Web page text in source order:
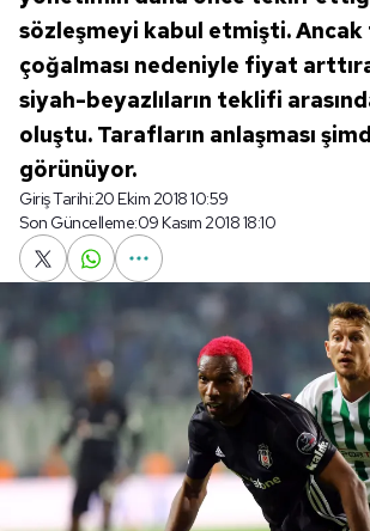
sözleşmeyi kabul etmişti.
çoğalması nedeniyle fiyat
siyah-beyazlıların teklifi
oluştu. Tarafların anlaşması
görünüyor.
Giriş Tarihi:20 Ekim 2018 10:59
Son Güncelleme:09 Kasım 2018 18:10